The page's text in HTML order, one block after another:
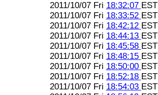
2011/10/07 Fri 18:32:07 EST
2011/10/07 Fri 18:33:52 EST
2011/10/07 Fri 18:42:12 EST
2011/10/07 Fri 18:44:13 EST
2011/10/07 Fri 18:45:58 EST
2011/10/07 Fri 18:48:15 EST
2011/10/07 Fri 18:50:00 EST
2011/10/07 Fri 18:52:18 EST
2011/10/07 Fri 18:54:03 EST